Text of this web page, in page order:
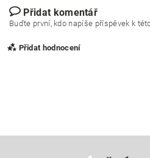
Přidat komentář
Buďte první, kdo napíše příspěvek k
Přidat hodnocení